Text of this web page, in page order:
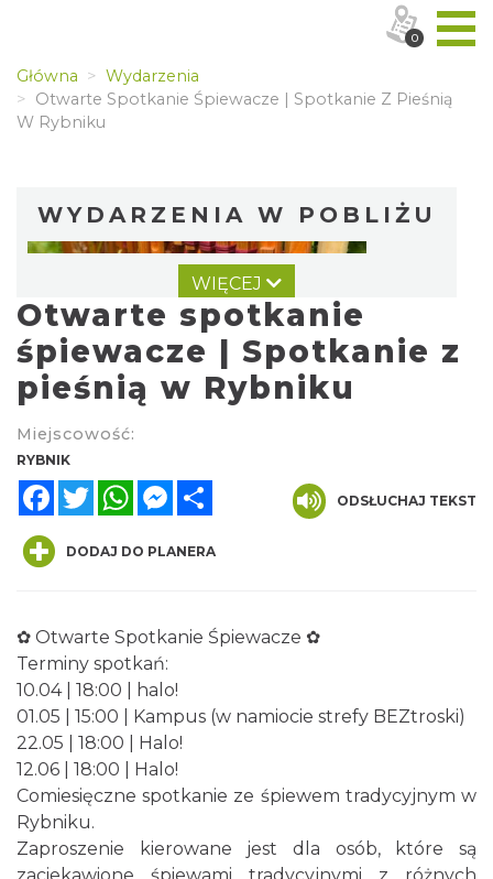
Główna
Wydarzenia
Otwarte Spotkanie Śpiewacze | Spotkanie Z Pieśnią
W Rybniku
WYDARZENIA W POBLIŻU
pierwsze kroki w świecie melodii
Rybnik
0.00 km
Spotkanie miłośników numizmatów
Rybnik
0.00 km
WIĘCEJ
Otwarte spotkanie
śpiewacze | Spotkanie z
pieśnią w Rybniku
Miejscowość:
RYBNIK
FacebookTwitterWhatsAppMessenger
ODSŁUCHAJ TEKST
DODAJ DO PLANERA
✿ Otwarte Spotkanie Śpiewacze ✿
Terminy spotkań:
10.04 | 18:00 | halo!
01.05 | 15:00 | Kampus (w namiocie strefy BEZtroski)
22.05 | 18:00 | Halo!
12.06 | 18:00 | Halo!
Comiesięczne spotkanie ze śpiewem tradycyjnym w
Rybniku.
Zaproszenie kierowane jest dla osób, które są
0